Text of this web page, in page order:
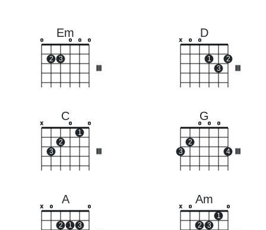
Em
o
2 3
o o o
D
x o o
1
3
2
C
x
3
2
o
1
o
G
3
2
o o o
4
A
x o
2 1 3
o
Am
x o
2 3
1
o